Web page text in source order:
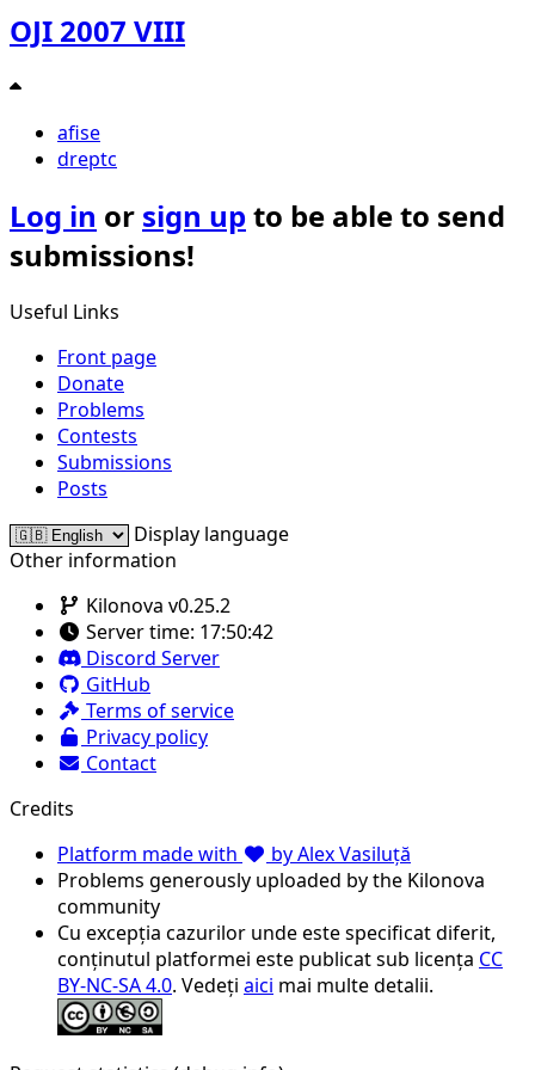
OJI 2007 VIII
afise
dreptc
Log in or sign upto be able to send
submissions!
Useful Links
Front page
Donate
Problems
Contests
Submissions
Posts
Display language
Other information
Kilonova v0.25.2
Server time: 17:50:42
Discord Server
GitHub
Terms of service
Privacy policy
Contact
Credits
Platform made with
by Alex Vasiluță
Problems generously uploaded by the Kilonova
community
Cu excepția cazurilor unde este specificat diferit,
conținutul platformei este publicat sub licența CC
BY-NC-SA 4.0. Vedeți aici mai multe detalii.